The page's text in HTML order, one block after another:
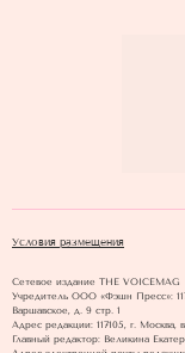
Условия размещения
Сетевое издание THE VOICEMAG
Учредитель ООО «Фэшн Пресс»:
Варшавское, д. 9 стр. 1
Адрес редакции: 117105, г.
Главный редактор: Великина